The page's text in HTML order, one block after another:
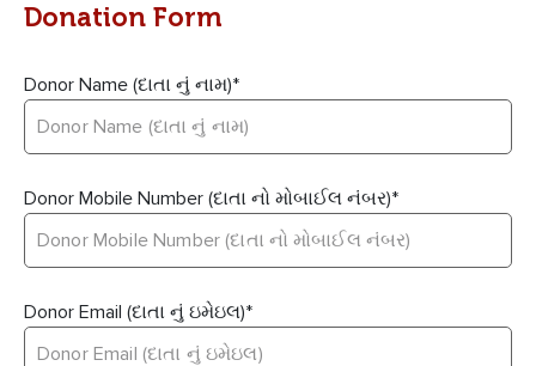
Donation Form
Donor Name (દાતા નું નામ)*
Donor Mobile Number (દાતા નો મોબાઈલ નંબર)*
Donor Email (દાતા નું ઇમેઇલ)*